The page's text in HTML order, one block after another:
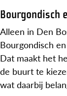
Bourgondisch
Alleen in Den
Bourgondisch
Dat maakt het
de buurt te
wat daarbij